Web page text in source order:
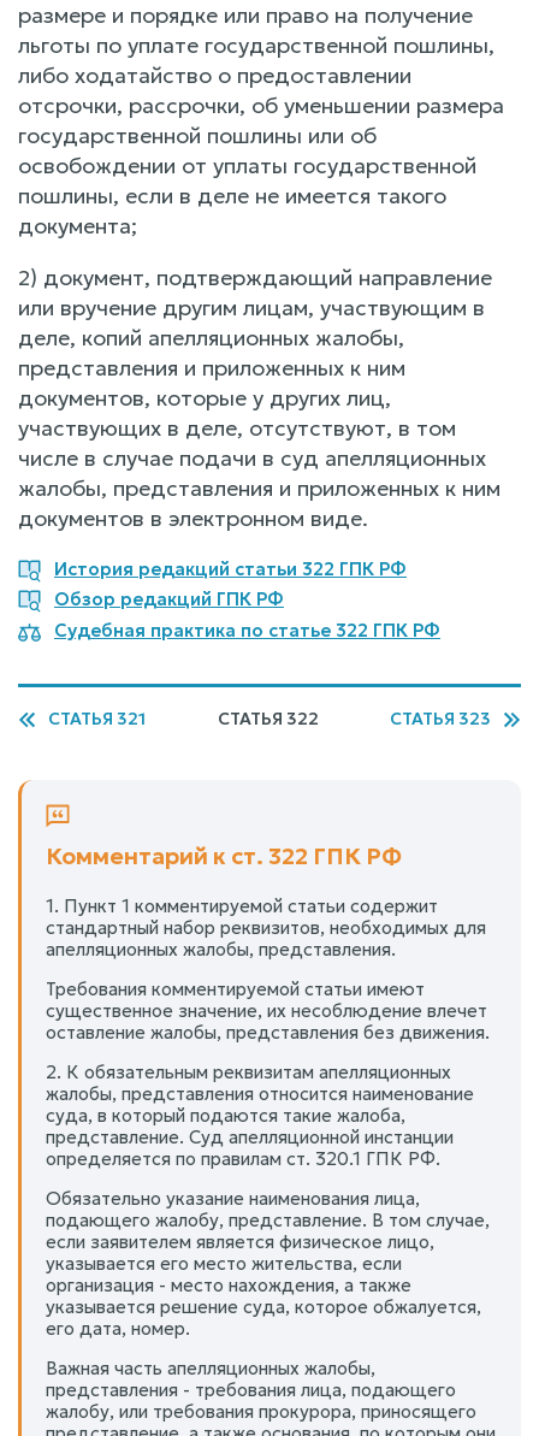
размере и порядке или право на получение
льготы по уплате государственной пошлины,
либо ходатайство о предоставлении
отсрочки, рассрочки, об уменьшении размера
государственной пошлины или об
освобождении от уплаты государственной
пошлины, если в деле не имеется такого
документа;
2) документ, подтверждающий направление
или вручение другим лицам, участвующим в
деле, копий апелляционных жалобы,
представления и приложенных к ним
документов, которые у других лиц,
участвующих в деле, отсутствуют, в том
числе в случае подачи в суд апелляционных
жалобы, представления и приложенных к ним
документов в электронном виде.
История редакций статьи 322 ГПК РФ
Обзор редакций ГПК РФ
Судебная практика по статье 322 ГПК РФ
СТАТЬЯ 321 СТАТЬЯ 322 СТАТЬЯ 323
Комментарий к ст. 322 ГПК РФ
1. Пункт 1 комментируемой статьи содержит
стандартный набор реквизитов, необходимых для
апелляционных жалобы, представления.
Требования комментируемой статьи имеют
существенное значение, их несоблюдение влечет
оставление жалобы, представления без движения.
2. К обязательным реквизитам апелляционных
жалобы, представления относится наименование
суда, в который подаются такие жалоба,
представление. Суд апелляционной инстанции
определяется по правилам ст. 320.1 ГПК РФ.
Обязательно указание наименования лица,
подающего жалобу, представление. В том случае,
если заявителем является физическое лицо,
указывается его место жительства, если
организация - место нахождения, а также
указывается решение суда, которое обжалуется,
его дата, номер.
Важная часть апелляционных жалобы,
представления - требования лица, подающего
жалобу, или требования прокурора, приносящего